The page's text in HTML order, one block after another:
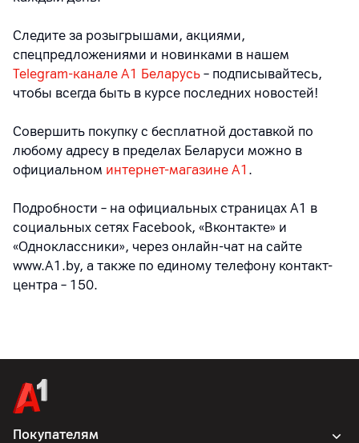
Следите за розыгрышами, акциями,
спецпредложениями и новинками в нашем
Telegram-канале A1 Беларусь – подписывайтесь,
чтобы всегда быть в курсе последних новостей!
Совершить покупку с бесплатной доставкой по
любому адресу в пределах Беларуси можно в
официальном интернет-магазине А1 .
Подробности – на официальных страницах A1 в
социальных сетях Facebook, «Вконтакте» и
«Одноклассники», через онлайн-чат на сайте
www.A1.by, а также по единому телефону контакт-
центра – 150.
Покупателям